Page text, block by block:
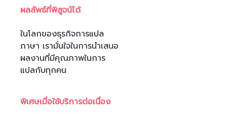
ผลลัพธ์ที่พิสูจน์ได้
ในโลกของธุรกิจการแปล
ภาษา เรามั่นใจในการนำเสนอ
ผลงานที่มีคุณภาพในการ
แปลกับทุกคน
พิเศษเมื่อใช้บริการต่อเนื่อง